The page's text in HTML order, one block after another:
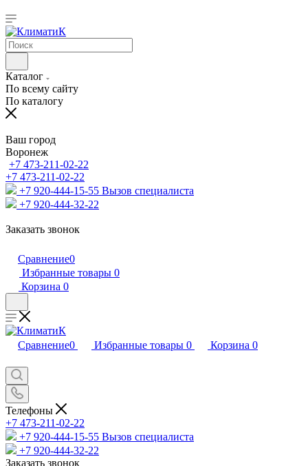
Каталог
По всему сайту
По каталогу
Ваш город
Воронеж
+7 473-211-02-22
+7 473-211-02-22
+7 920-444-15-55 Вызов специалиста
+7 920-444-32-22
Заказать звонок
Сравнение0
Избранные товары 0
Корзина 0
Сравнение0 Избранные товары 0 Корзина 0
Телефоны
+7 473-211-02-22
+7 920-444-15-55 Вызов специалиста
+7 920-444-32-22
Заказать звонок